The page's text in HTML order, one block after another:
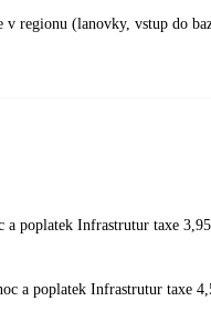
v regionu (lanovky, vstup do
a poplatek Infrastrutur taxe
a poplatek Infrastrutur taxe